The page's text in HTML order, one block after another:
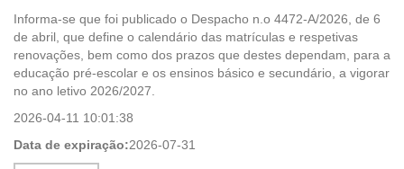
Informa-se que foi publicado o Despacho n.o 4472-A/2026, de 6
de abril, que define o calendário das matrículas e respetivas
renovações, bem como dos prazos que destes dependam, para a
educação pré-escolar e os ensinos básico e secundário, a vigorar
no ano letivo 2026/2027.
2026-04-11 10:01:38
Data de expiração:2026-07-31